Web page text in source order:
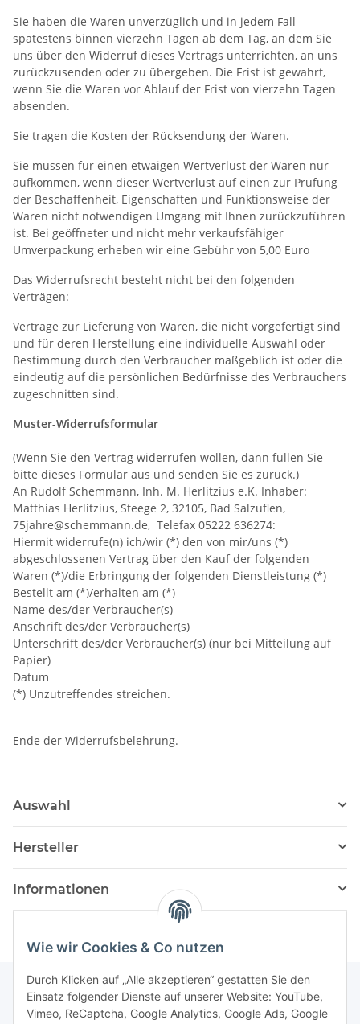
Wie wir Cookies & Co nutzen
Durch Klicken auf „Alle akzeptieren“ gestatten Sie den
Einsatz folgender Dienste auf unserer Website: YouTube,
Vimeo, ReCaptcha, Google Analytics, Google Ads, Google
Sie haben die Waren unverzüglich und in jedem Fall
spätestens binnen vierzehn Tagen ab dem Tag, an dem Sie
uns über den Widerruf dieses Vertrags unterrichten, an uns
zurückzusenden oder zu übergeben. Die Frist ist gewahrt,
wenn Sie die Waren vor Ablauf der Frist von vierzehn Tagen
absenden.
Sie tragen die Kosten der Rücksendung der Waren.
Sie müssen für einen etwaigen Wertverlust der Waren nur
aufkommen, wenn dieser Wertverlust auf einen zur Prüfung
der Beschaffenheit, Eigenschaften und Funktionsweise der
Waren nicht notwendigen Umgang mit Ihnen zurückzuführen
ist. Bei geöffneter und nicht mehr verkaufsfähiger
Umverpackung erheben wir eine Gebühr von 5,00 Euro
Das Widerrufsrecht besteht nicht bei den folgenden
Verträgen:
Verträge zur Lieferung von Waren, die nicht vorgefertigt sind
und für deren Herstellung eine individuelle Auswahl oder
Bestimmung durch den Verbraucher maßgeblich ist oder die
eindeutig auf die persönlichen Bedürfnisse des Verbrauchers
zugeschnitten sind.
Muster-Widerrufsformular
(Wenn Sie den Vertrag widerrufen wollen, dann füllen Sie
bitte dieses Formular aus und senden Sie es zurück.)
An Rudolf Schemmann, Inh. M. Herlitzius e.K. Inhaber:
Matthias Herlitzius, Steege 2, 32105, Bad Salzuflen,
75jahre@schemmann.de, Telefax 05222 636274:
Hiermit widerrufe(n) ich/wir (*) den von mir/uns (*)
abgeschlossenen Vertrag über den Kauf der folgenden
Waren (*)/die Erbringung der folgenden Dienstleistung (*)
Bestellt am (*)/erhalten am (*)
Name des/der Verbraucher(s)
Anschrift des/der Verbraucher(s)
Unterschrift des/der Verbraucher(s) (nur bei Mitteilung auf
Papier)
Datum
(*) Unzutreffendes streichen.
Ende der Widerrufsbelehrung.
Auswahl
Hersteller
Informationen